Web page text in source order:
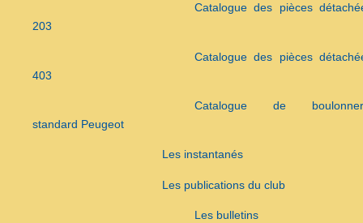
Catalogue des pièces
203
Catalogue des pièces
403
Catalogue de
standard Peugeot
Les instantanés
Les publications du club
Les bulletins